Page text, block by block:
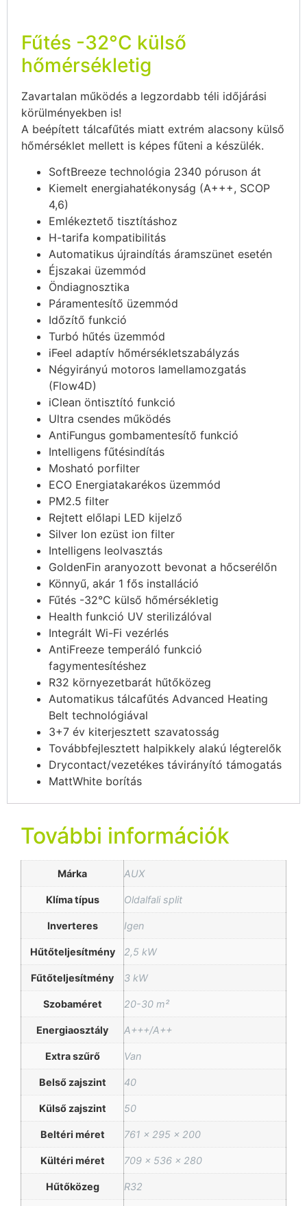
Fűtés -32°C külső
hőmérsékletig
Zavartalan működés a legzordabb téli időjárási
körülményekben is!
A beépített tálcafűtés miatt extrém alacsony külső
hőmérséklet mellett is képes fűteni a készülék.
SoftBreeze technológia 2340 póruson át
Kiemelt energiahatékonyság (A+++, SCOP
4,6)
Emlékeztető tisztításhoz
H-tarifa kompatibilitás
Automatikus újraindítás áramszünet esetén
Éjszakai üzemmód
Öndiagnosztika
Páramentesítő üzemmód
Időzítő funkció
Turbó hűtés üzemmód
iFeel adaptív hőmérsékletszabályzás
Négyirányú motoros lamellamozgatás
(Flow4D)
iClean öntisztító funkció
Ultra csendes működés
AntiFungus gombamentesítő funkció
Intelligens fűtésindítás
Mosható porfilter
ECO Energiatakarékos üzemmód
PM2.5 filter
Rejtett előlapi LED kijelző
Silver Ion ezüst ion filter
Intelligens leolvasztás
GoldenFin aranyozott bevonat a hőcserélőn
Könnyű, akár 1 fős installáció
Fűtés -32°C külső hőmérsékletig
Health funkció UV sterilizálóval
Integrált Wi-Fi vezérlés
AntiFreeze temperáló funkció
fagymentesítéshez
R32 környezetbarát hűtőközeg
Automatikus tálcafűtés Advanced Heating
Belt technológiával
3+7 év kiterjesztett szavatosság
Továbbfejlesztett halpikkely alakú légterelők
Drycontact/vezetékes távirányító támogatás
MattWhite borítás
További információk
Márka AUX
Klíma típus Oldalfali split
Inverteres Igen
Hűtőteljesítmény 2,5 kW
Fűtőteljesítmény 3 kW
Szobaméret 20-30 m²
Energiaosztály A+++/A++
Extra szűrő Van
Belső zajszint 40
Külső zajszint 50
Beltéri méret 761 x 295 x 200
Kültéri méret 709 x 536 x 280
Hűtőközeg R32